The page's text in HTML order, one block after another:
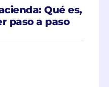
Qué es,
paso a paso